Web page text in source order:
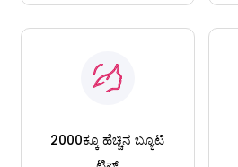
2000ಕ್ಕೂ ಹೆಚ್ಚಿನ ಬ್ಯೂಟಿ